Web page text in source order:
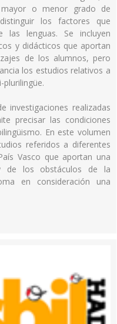
o menor grado de
los factores que
las lenguas. Se incluyen
y didácticos que aportan
de los alumnos, pero
los estudios relativos a
investigaciones realizadas
precisar las condiciones
En este volumen
referidos a diferentes
Vasco que aportan una
de los obstáculos de la
en consideración una